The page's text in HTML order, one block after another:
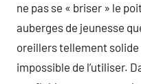
ne pas se « briser » le
auberges de jeunesse
oreillers tellement solide
impossible de l’utiliser.